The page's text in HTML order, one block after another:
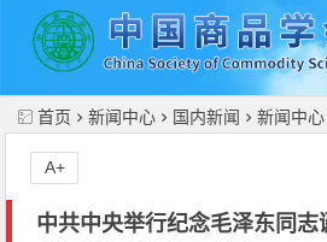
首页 新闻中心 国内新闻 新闻中心
中共中央举行纪念毛泽东同
A+